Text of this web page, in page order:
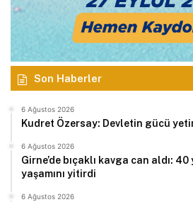
Son Haberler
6 Ağustos 2026
Kudret Özersay: Devletin gücü
6 Ağustos 2026
Girne’de bıçaklı kavga can aldı:
yaşamını yitirdi
6 Ağustos 2026